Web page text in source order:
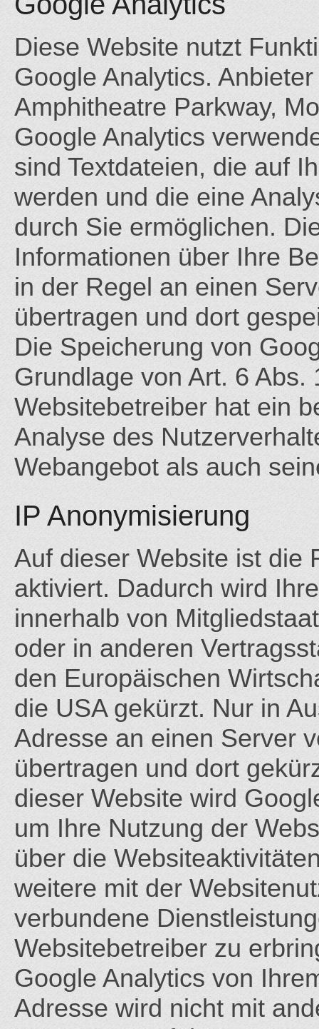
Diese Website nutzt
Google Analytics.
Amphitheatre Parkway,
Google Analytics
sind Textdateien, die auf
werden und die eine
durch Sie ermöglichen.
Informationen über Ihre
in der Regel an einen
übertragen und dort
Die Speicherung von
Grundlage von Art. 6 Abs.
Websitebetreiber hat ein
Analyse des
Webangebot als auch
IP Anonymisierung
Auf dieser Website ist die
aktiviert. Dadurch wird
innerhalb von
oder in anderen
den Europäischen
die USA gekürzt. Nur in
Adresse an einen Server
übertragen und dort
dieser Website wird
um Ihre Nutzung der
über die
weitere mit der
verbundene
Websitebetreiber zu
Google Analytics von
Adresse wird nicht mit